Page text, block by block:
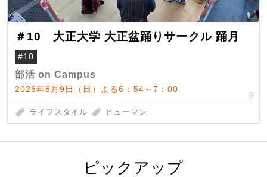
＃10 大正大学 大正盆踊りサークル 踊月
#10
部活 on Campus
2026年8月9日（日）よる6：54～7：00
ライフスタイル ヒューマン
ピックアップ